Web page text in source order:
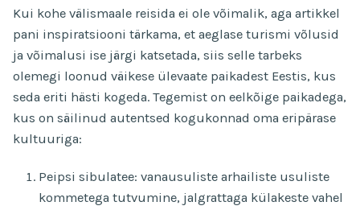
Kui kohe välismaale reisida ei ole võimalik, aga artikkel
pani inspiratsiooni tärkama, et aeglase turismi võlusid
ja võimalusi ise järgi katsetada, siis selle tarbeks
olemegi loonud väikese ülevaate paikadest Eestis, kus
seda eriti hästi kogeda. Tegemist on eelkõige paikadega,
kus on säilinud autentsed kogukonnad oma eripärase
kultuuriga:
Peipsi sibulatee: vanausuliste arhailiste usuliste
kommetega tutvumine, jalgrattaga külakeste vahel